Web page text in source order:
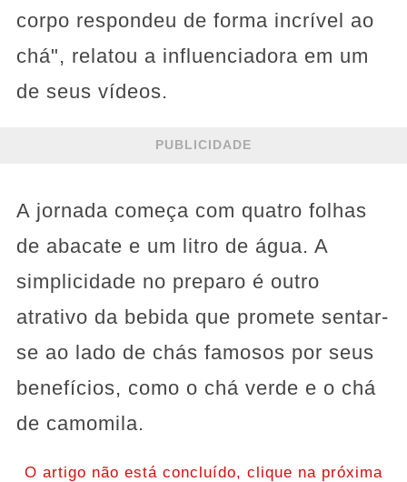
corpo respondeu de forma incrível ao
chá", relatou a influenciadora em um
de seus vídeos.
PUBLICIDADE
A jornada começa com quatro folhas
de abacate e um litro de água. A
simplicidade no preparo é outro
atrativo da bebida que promete sentar-
se ao lado de chás famosos por seus
benefícios, como o chá verde e o chá
de camomila.
O artigo não está concluído, clique na próxima